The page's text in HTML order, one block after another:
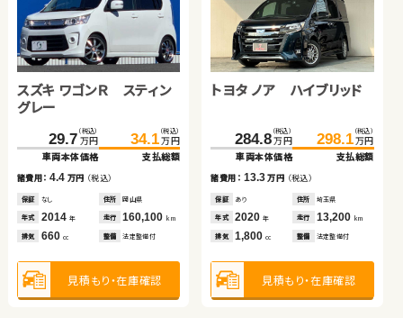
スズキ ワゴンＲ スティン
グレー
29.7 （税込）
万円
車両本体価格
34.1 （税込）
万円
支払総額
諸費用：4.4 万円 （税込）
保証 なし 住所 岡山県
年式 2014 年 走行 160,100 km
排気 660 cc 整備 法定整備付
見積もり・在庫確認
トヨタ ノア ハイブリッド
284.8 （税込）
万円
車両本体価格
298.1 （税込）
万円
支払総額
諸費用： 13.3万円 （税込）
保証 あり 住所 埼玉県
年式 2020年 走行 13,200 km
排気 1,800cc 整備 法定整備付
見積もり・在庫確認
スズキ スイフト
234.8 （税込）
万円
車両本体価格
248.0 （税込）
万円
支払総額
諸費用：13.2万円（税込）
保証 あり 住所 千葉県
年式 2023 年 走行 39,500km
排気 1,400 整備 法定整備付
見積もり・在庫確認
スズキ ワゴンＲ
34.0 （税込）
万円
車両本体価格
38.5 （税込）
万円
支払総額
諸費用： 4.5万円（税込）
保証 あり 住所 福岡県
年式 2014年 走行 43,000 km
排気 660cc 整備 法定整備付
見積もり・在庫確認
スズキ ジムニー
225.0 （税込）
万円
車両本体価格
234.0 （税込）
万円
支払総額
諸費用：9.0 万円 （税込）
保証 あり 住所 山梨県
年式 2024 年 走行 13,700km
排気 660 cc 整備 法定整備付
見積もり・在庫確認
日産 セレナ
92.1 （税込）
万円
車両本体価格
105.9 （税込）
万円
支払総額
諸費用： 13.8万円 （税込）
保証 あり 住所 岩手県
年式 2012年 走行 57,200 km
排気 2,000cc 整備 法定整備付
見積もり・在庫確認
トヨタ ヴォクシー ハイブ
リッド
419.7 （税込）
万円
車両本体価格
426.0 （税込）
万円
支払総額
諸費用：6.3 万円 （税込）
保証 なし 住所 岡山県
年式 2023 年 走行 5,000km
排気 1,800 整備 法定整備付
見積もり・在庫確認
ダイハツ タント
49.6 （税込）
万円
車両本体価格
54.8 （税込）
万円
支払総額
諸費用： 5.2万円（税込）
保証 あり 住所 青森県
年式 2018年 走行 146,000km
排気 660cc 整備 法定整備付
見積もり・在庫確認